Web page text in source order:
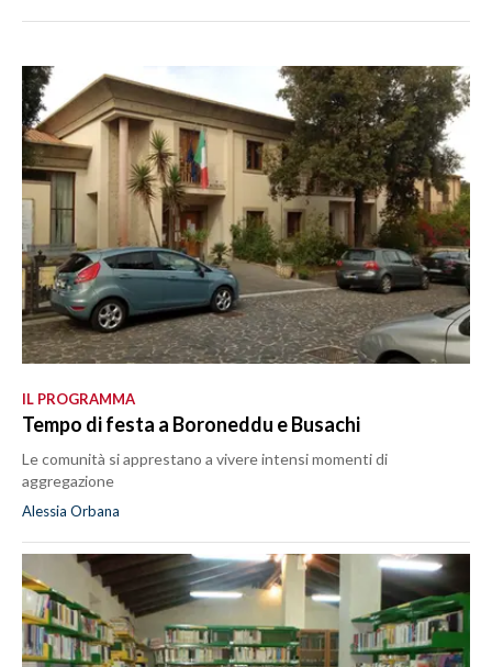
IL PROGRAMMA
Tempo di festa a Boroneddu e Busachi
Le comunità si apprestano a vivere intensi momenti di
aggregazione
Alessia Orbana